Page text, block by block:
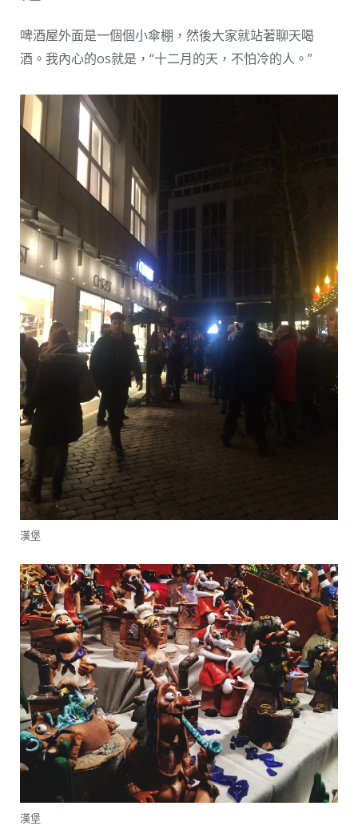
啤酒屋外面是一個個小傘棚，然後大家就站著聊天喝
酒。我內心的os就是，“十二月的天，不怕冷的人。”
漢堡
漢堡